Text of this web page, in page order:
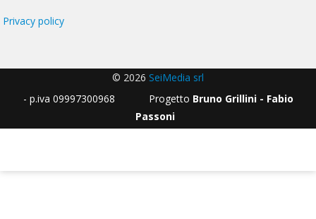
Privacy policy
© 2026 SeiMedia srl
- p.iva 09997300968 Progetto Bruno Grillini - Fabio
Passoni